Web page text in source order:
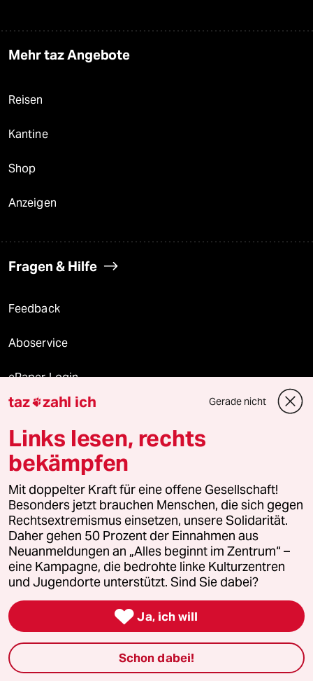
Mehr taz Angebote
Reisen
Kantine
Shop
Anzeigen
Fragen & Hilfe
Feedback
Aboservice
ePaper Login
Downloads für Abonnierende
© 2026 taz Verlags und Vertriebs GmbH
Alle Rechte vorbehalten. Bei rechtlichen Fragen oder für Genehmigungen
wenden Sie sich bitte an
lizenzen@taz.de
Feedback Redaktionsstatut Kommune-Richtlinien
Leitlinie Informant Datenschutz Impressum AGB
Seitenwende Einwilligungen widerrufen (Ads)
taz zahl ich Gerade nicht
Links lesen, rechts
bekämpfen
Mit doppelter Kraft für eine offene Gesellschaft!
Besonders jetzt brauchen Menschen, die sich gegen
Rechtsextremismus einsetzen, unsere Solidarität.
Daher gehen 50 Prozent der Einnahmen aus
Neuanmeldungen an „Alles beginnt im Zentrum“ –
eine Kampagne, die bedrohte linke Kulturzentren
und Jugendorte unterstützt. Sind Sie dabei?
 Ja, ich will
Schon dabei!